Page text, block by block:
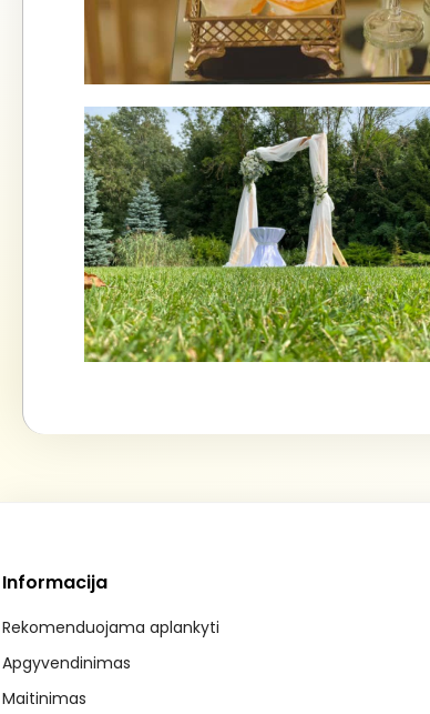
Informacija
Rekomenduojama aplankyti
Apgyvendinimas
Maitinimas